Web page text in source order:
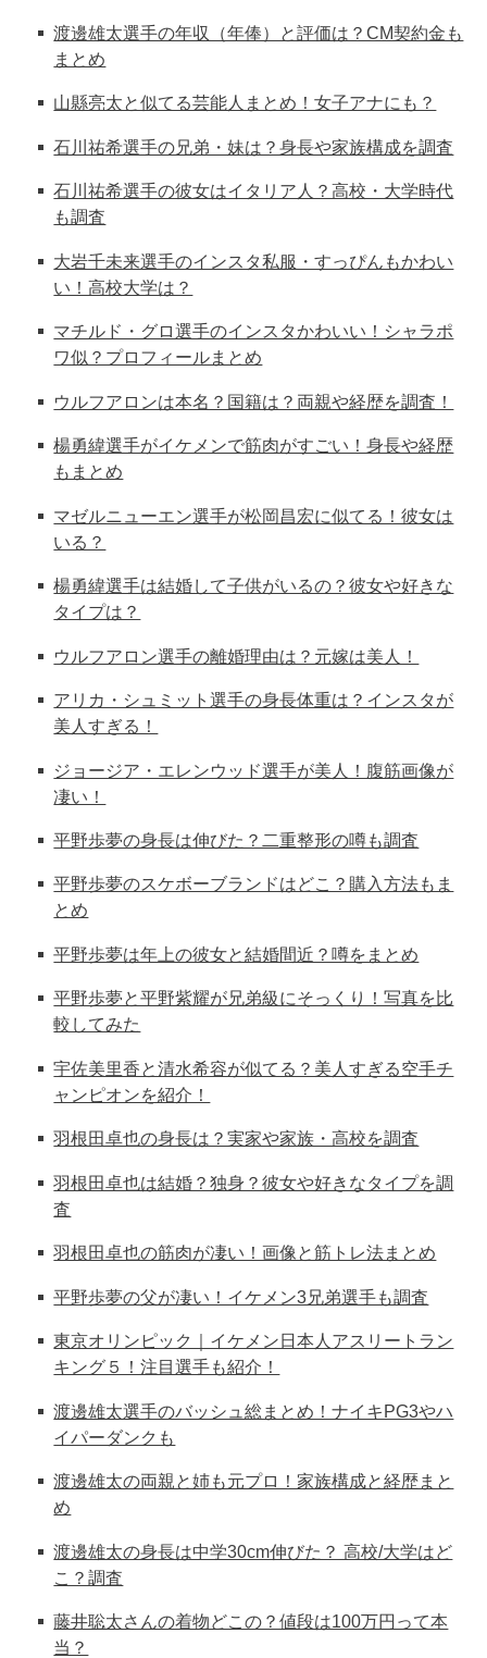
渡邊雄太選手の年収（年俸）と評価は？CM契約金も
まとめ
山縣亮太と似てる芸能人まとめ！女子アナにも？
石川祐希選手の兄弟・妹は？身長や家族構成を調査
石川祐希選手の彼女はイタリア人？高校・大学時代
も調査
大岩千未来選手のインスタ私服・すっぴんもかわい
い！高校大学は？
マチルド・グロ選手のインスタかわいい！シャラポ
ワ似？プロフィールまとめ
ウルフアロンは本名？国籍は？両親や経歴を調査！
楊勇緯選手がイケメンで筋肉がすごい！身長や経歴
もまとめ
マゼルニューエン選手が松岡昌宏に似てる！彼女は
いる？
楊勇緯選手は結婚して子供がいるの？彼女や好きな
タイプは？
ウルフアロン選手の離婚理由は？元嫁は美人！
アリカ・シュミット選手の身長体重は？インスタが
美人すぎる！
ジョージア・エレンウッド選手が美人！腹筋画像が
凄い！
平野歩夢の身長は伸びた？二重整形の噂も調査
平野歩夢のスケボーブランドはどこ？購入方法もま
とめ
平野歩夢は年上の彼女と結婚間近？噂をまとめ
平野歩夢と平野紫耀が兄弟級にそっくり！写真を比
較してみた
宇佐美里香と清水希容が似てる？美人すぎる空手チ
ャンピオンを紹介！
羽根田卓也の身長は？実家や家族・高校を調査
羽根田卓也は結婚？独身？彼女や好きなタイプを調
査
羽根田卓也の筋肉が凄い！画像と筋トレ法まとめ
平野歩夢の父が凄い！イケメン3兄弟選手も調査
東京オリンピック｜イケメン日本人アスリートラン
キング５！注目選手も紹介！
渡邊雄太選手のバッシュ総まとめ！ナイキPG3やハ
イパーダンクも
渡邊雄太の両親と姉も元プロ！家族構成と経歴まと
め
渡邊雄太の身長は中学30cm伸びた？ 高校/大学はど
こ？調査
藤井聡太さんの着物どこの？値段は100万円って本
当？